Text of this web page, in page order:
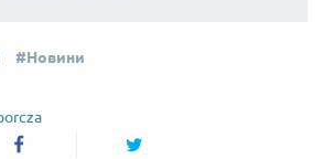
Новини